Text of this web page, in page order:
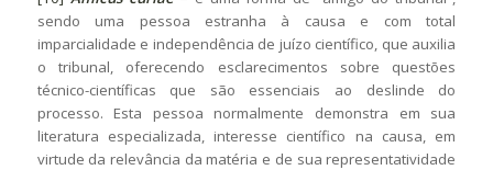
sendo uma pessoa estranha à causa e com total
imparcialidade e independência de juízo científico, que auxilia
o tribunal, oferecendo esclarecimentos sobre questões
técnico-científicas que são essenciais ao deslinde do
processo. Esta pessoa normalmente demonstra em sua
literatura especializada, interesse científico na causa, em
virtude da relevância da matéria e de sua representatividade